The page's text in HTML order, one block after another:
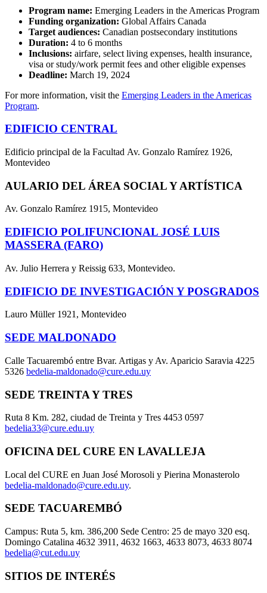
Program name: Emerging Leaders in the Americas Program
Funding organization: Global Affairs Canada
Target audiences: Canadian postsecondary institutions
Duration: 4 to 6 months
Inclusions: airfare, select living expenses, health insurance,
visa or study/work permit fees and other eligible expenses
Deadline: March 19, 2024
For more information, visit the Emerging Leaders in the Americas
Program.
EDIFICIO CENTRAL
Edificio principal de la Facultad Av. Gonzalo Ramírez 1926,
Montevideo
AULARIO DEL ÁREA SOCIAL Y ARTÍSTICA
Av. Gonzalo Ramírez 1915, Montevideo
EDIFICIO POLIFUNCIONAL JOSÉ LUIS
MASSERA (FARO)
Av. Julio Herrera y Reissig 633, Montevideo.
EDIFICIO DE INVESTIGACIÓN Y POSGRADOS
Lauro Müller 1921, Montevideo
SEDE MALDONADO
Calle Tacuarembó entre Bvar. Artigas y Av. Aparicio Saravia 4225
5326 bedelia-maldonado@cure.edu.uy
SEDE TREINTA Y TRES
Ruta 8 Km. 282, ciudad de Treinta y Tres 4453 0597
bedelia33@cure.edu.uy
OFICINA DEL CURE EN LAVALLEJA
Local del CURE en Juan José Morosoli y Pierina Monasterolo
bedelia-maldonado@cure.edu.uy.
SEDE TACUAREMBÓ
Campus: Ruta 5, km. 386,200 Sede Centro: 25 de mayo 320 esq.
Domingo Catalina 4632 3911, 4632 1663, 4633 8073, 4633 8074
bedelia@cut.edu.uy
SITIOS DE INTERÉS